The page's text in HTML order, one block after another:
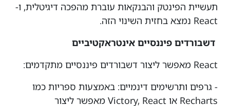
תעשיית הפינטק והבנקאות עוברת מהפכה דיגיטלית, ו-
React נמצא בחזית השינוי הזה.
דשבורדים פיננסיים אינטראקטיביים
React מאפשר ליצור דשבורדים פיננסיים מתקדמים:
- גרפים ותרשימים דינמיים: באמצעות ספריות כמו
Recharts או Victory, React מאפשר ליצור